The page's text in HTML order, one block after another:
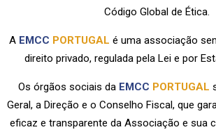
Código Global de Ética.
A EMCC PORTUGAL é uma associação
direito privado, regulada pela Lei e por
Os órgãos sociais da EMCC PORTUGAL
Geral, a Direção e o Conselho Fiscal, que
eficaz e transparente da Associação e sua